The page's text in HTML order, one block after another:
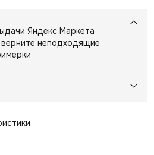
Яндекс Маркета
неподходящие